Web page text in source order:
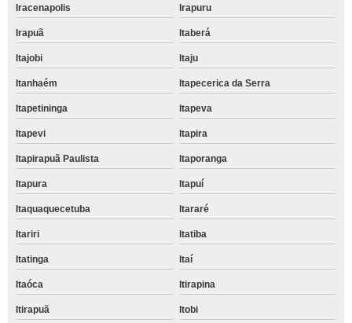
Iracenapolis Irapuru
Irapuã Itaberá
Itajobi Itaju
Itanhaém Itapecerica da Serra
Itapetininga Itapeva
Itapevi Itapira
Itapirapuã Paulista Itaporanga
Itapura Itapuí
Itaquaquecetuba Itararé
Itariri Itatiba
Itatinga Itaí
Itaóca Itirapina
Itirapuã Itobi